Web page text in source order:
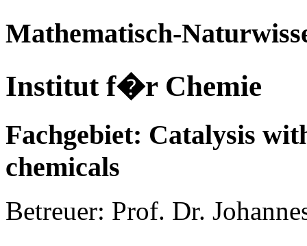
Mathematisch-
Institut f�r Chemie
Fachgebiet: Catalysis
chemicals
Betreuer: Prof. Dr.